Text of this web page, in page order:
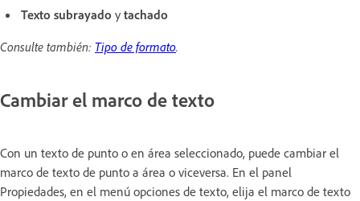
Texto subrayado y tachado
Consulte también: Tipo de formato.
Cambiar el marco de texto
Con un texto de punto o en área seleccionado, puede cambiar el
marco de texto de punto a área o viceversa. En el panel
Propiedades, en el menú opciones de texto, elija el marco de texto